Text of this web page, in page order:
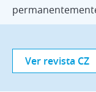
Ver revista CZ